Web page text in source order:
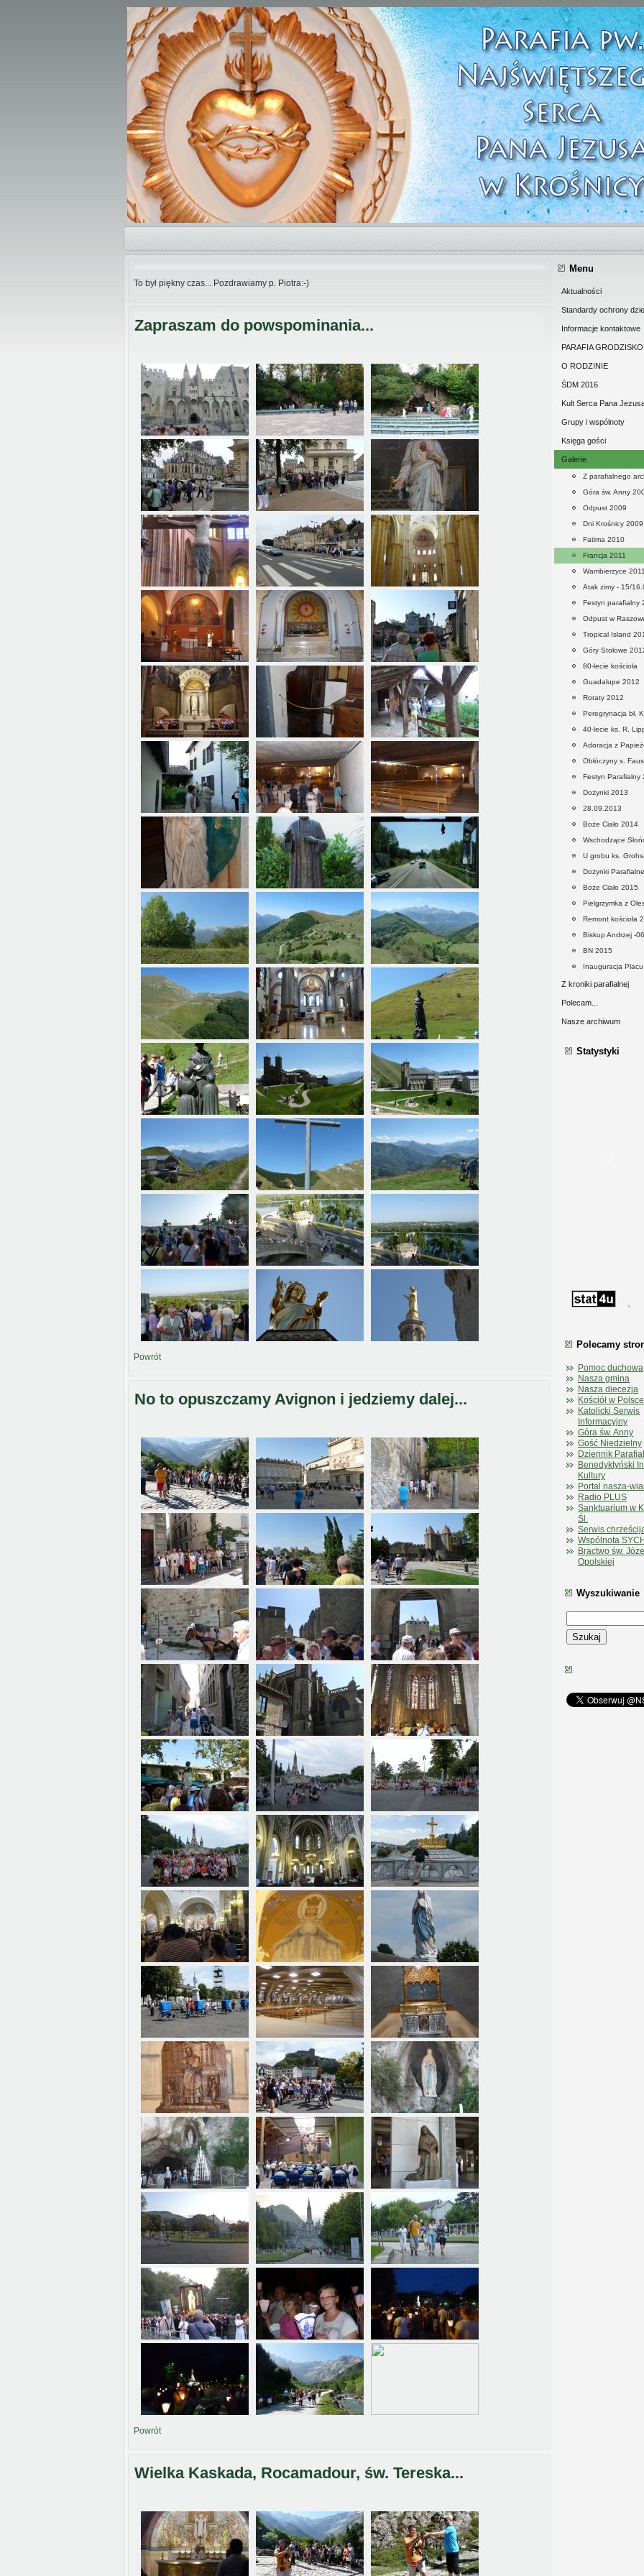
To był piękny czas... Pozdrawiamy p. Piotra:-)
Zapraszam do powspominania...
Powrót
No to opuszczamy Avignon i jedziemy dalej...
Powrót
Wielka Kaskada, Rocamadour, św. Tereska...
Menu
Aktualności
Standardy ochrony
duszpasterstwie
Informacje kontaktowe
PARAFIA GRODZISKO
O RODZINIE
ŚDM 2016
Kult Serca Pana
Grupy i wspólnoty
Księga gości
Galerie
Z parafialnego
Góra św. Anny
Odpust 2009
Dni Krośnicy 2009
Fatima 2010
Francja 2011
Wambierzyce 2011
Atak zimy - 15/
Festyn parafialny
Odpust w
Tropical Island
Góry Stołowe
80-lecie kościoła
Guadalupe 2012
Roraty 2012
Peregrynacja bł.
40-lecie ks. R.
Adoracja z
Obłóczyny s.
Festyn Parafialny
Dożynki 2013
28.09.2013
Boże Ciało 2014
Wschodzące
U grobu ks.
Dożynki
Boże Ciało 2015
Pielgrzymka z
Remont kościoła
Biskup Andrzej -
BN 2015
Inauguracja
Z kroniki parafialnej
Polecam...
Nasze archiwum
Statystyki
Polecamy
Pomoc duchowa
Nasza gmina
Nasza diecezja
Kościół w Polsce
Katolicki Serwis
Informacyjny
Góra św. Anny
Gość Niedzielny
Dziennik
Benedyktyński
Kultury
Portal nasza-
Radio PLUS
Sanktuarium w
Śl.
Serwis
Wspólnota
Bractwo św.
Opolskiej
Wyszukiwanie
Szukaj